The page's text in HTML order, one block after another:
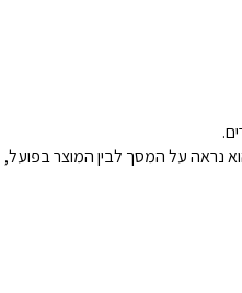
נראה על המסך לבין המוצר בפועל,